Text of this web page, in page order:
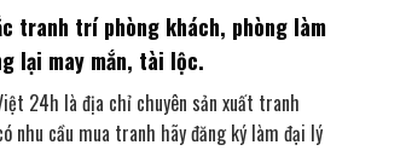
tranh trí phòng khách, phòng làm
lại may mắn, tài lộc.
24h là địa chỉ chuyên sản xuất tranh
nhu cầu mua tranh hãy đăng ký làm đại lý